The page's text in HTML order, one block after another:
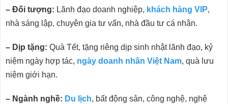
– Đối tượng: Lãnh đạo doanh nghiệp, khách hàng VIP,
nhà sáng lập, chuyên gia tư vấn, nhà đầu tư cá nhân.
– Dịp tặng: Quà Tết, tặng riêng dịp sinh nhật lãnh đạo, kỷ
niệm ngày hợp tác, ngày doanh nhân Việt Nam, quà lưu
niệm giới hạn.
– Ngành nghề: Du lịch, bất động sản, công nghệ, nghệ